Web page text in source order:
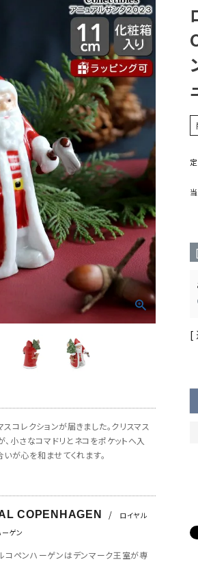
コレクションが届きました。クリスマス
小さなコマドリとネコをポケットへ入
が心を和ませてくれます。
COPENHAGEN /
ロイヤル
ゲン
コペンハーゲンはデンマーク王室が専
[